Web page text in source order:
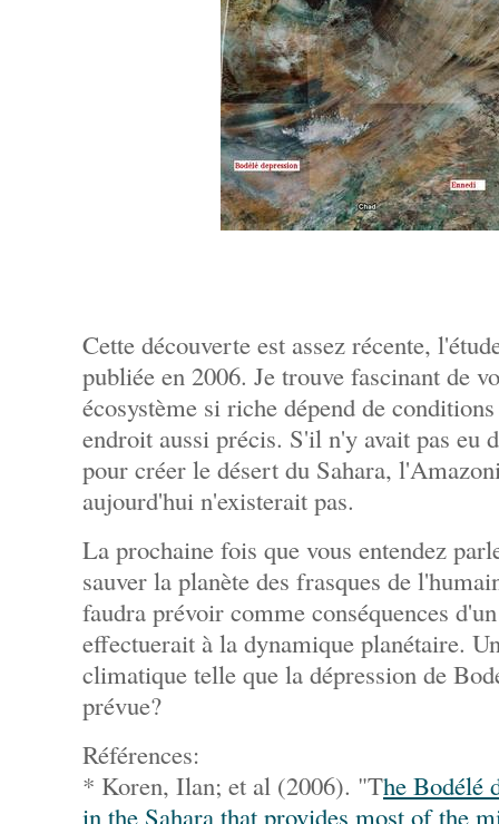
Cette découverte est assez récente,
publiée en 2006. Je trouve fascinant de
écosystème si riche dépend de
endroit aussi précis. S'il n'y avait pas eu
pour créer le désert du Sahara,
aujourd'hui n'existerait pas.
La prochaine fois que vous entendez
sauver la planète des frasques de
faudra prévoir comme conséquences
effectuerait à la dynamique planétaire.
climatique telle que la dépression de
prévue?
Références:
* Koren, Ilan; et al (2006). "The Bodélé
in the Sahara that provides most of the